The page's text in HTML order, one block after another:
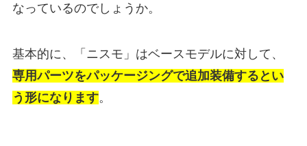
なっているのでしょうか。
基本的に、「ニスモ」はベースモデルに対して、
専用パーツをパッケージングで追加装備するとい
う形になります。